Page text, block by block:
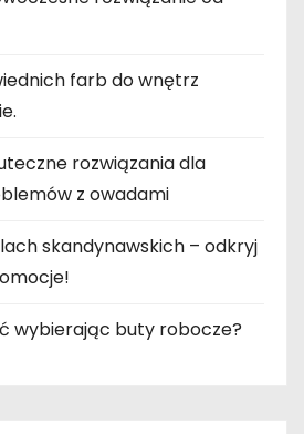
farb do wnętrz
rozwiązania dla
z owadami
skandynawskich – odkryj
wybierając buty robocze?